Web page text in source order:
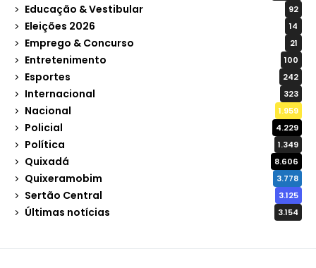
Educação & Vestibular 92
Eleições 2026 14
Emprego & Concurso 21
Entretenimento 100
Esportes 242
Internacional 323
Nacional 1.959
Policial 4.229
Política 1.349
Quixadá 8.606
Quixeramobim 3.778
Sertão Central 3.125
Últimas notícias 3.154